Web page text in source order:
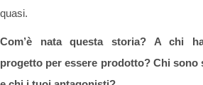
quasi.
Com’è nata questa storia? A chi
progetto per essere prodotto? Chi sono